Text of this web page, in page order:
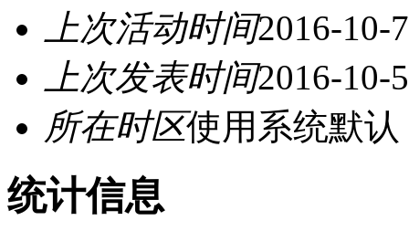
上次活动时间2016-10-
上次发表时间2016-10-
所在时区使用系统默认
统计信息